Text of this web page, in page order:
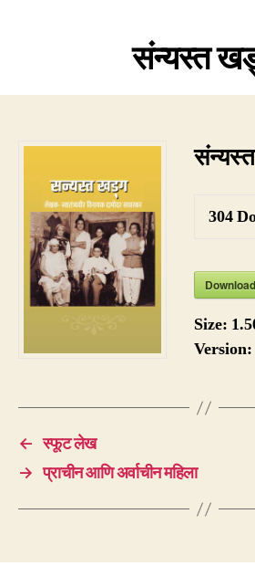
संन्यस्त
304
Size:
Version:
← स्फूट लेख
→ प्राचीन आणि अर्वाचीन महिला